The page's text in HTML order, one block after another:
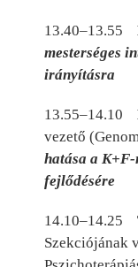
13.40–13.55
mesterséges
irányításra
13.55–14.10
vezető
hatása a K+F-
fejlődésére
14.10–14.25
Szekciójának